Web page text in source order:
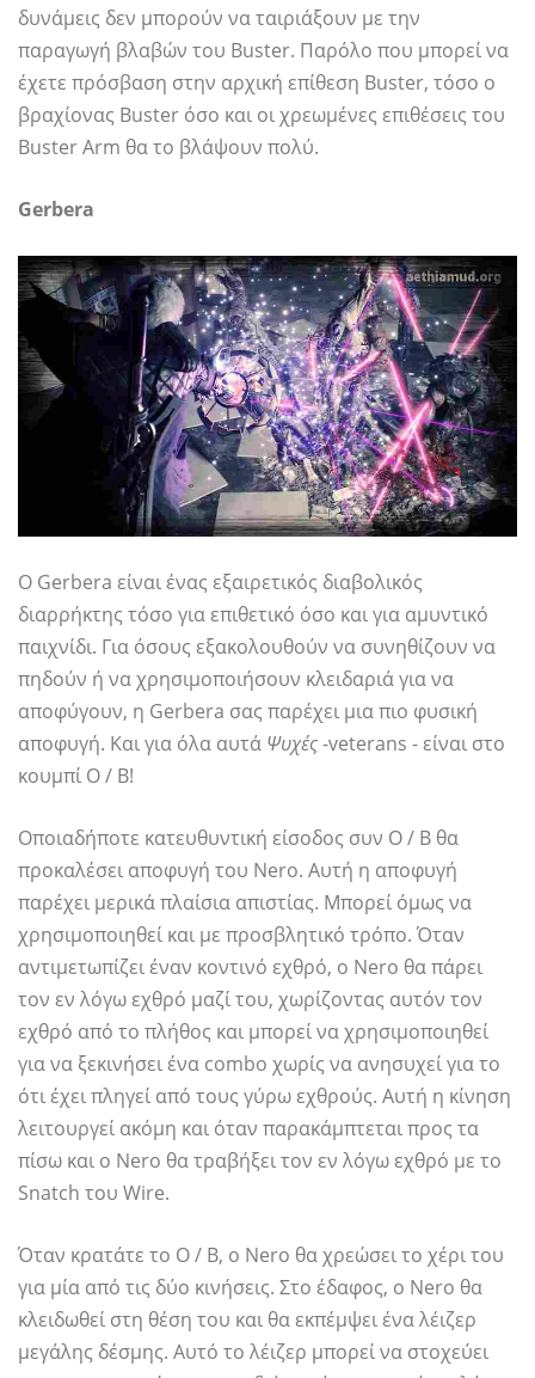
δυνάμεις δεν μπορούν να ταιριάξουν με την
παραγωγή βλαβών του Buster. Παρόλο που μπορεί να
έχετε πρόσβαση στην αρχική επίθεση Buster, τόσο ο
βραχίονας Buster όσο και οι χρεωμένες επιθέσεις του
Buster Arm θα το βλάψουν πολύ.
Gerbera
Ο Gerbera είναι ένας εξαιρετικός διαβολικός
διαρρήκτης τόσο για επιθετικό όσο και για αμυντικό
παιχνίδι. Για όσους εξακολουθούν να συνηθίζουν να
πηδούν ή να χρησιμοποιήσουν κλειδαριά για να
αποφύγουν, η Gerbera σας παρέχει μια πιο φυσική
αποφυγή. Και για όλα αυτά Ψυχές-veterans - είναι στο
κουμπί O / B!
Οποιαδήποτε κατευθυντική είσοδος συν O / B θα
προκαλέσει αποφυγή του Nero. Αυτή η αποφυγή
παρέχει μερικά πλαίσια απιστίας. Μπορεί όμως να
χρησιμοποιηθεί και με προσβλητικό τρόπο. Όταν
αντιμετωπίζει έναν κοντινό εχθρό, ο Nero θα πάρει
τον εν λόγω εχθρό μαζί του, χωρίζοντας αυτόν τον
εχθρό από το πλήθος και μπορεί να χρησιμοποιηθεί
για να ξεκινήσει ένα combo χωρίς να ανησυχεί για το
ότι έχει πληγεί από τους γύρω εχθρούς. Αυτή η κίνηση
λειτουργεί ακόμη και όταν παρακάμπτεται προς τα
πίσω και ο Nero θα τραβήξει τον εν λόγω εχθρό με το
Snatch του Wire.
Όταν κρατάτε το O / B, ο Nero θα χρεώσει το χέρι του
για μία από τις δύο κινήσεις. Στο έδαφος, ο Nero θα
κλειδωθεί στη θέση του και θα εκπέμψει ένα λέιζερ
μεγάλης δέσμης. Αυτό το λέιζερ μπορεί να στοχεύει